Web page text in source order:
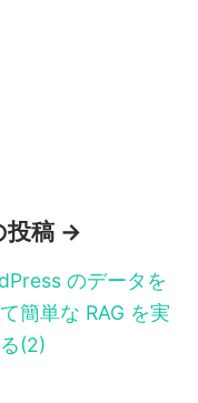
投稿 →
のデータを
簡単な RAG を実
(2)